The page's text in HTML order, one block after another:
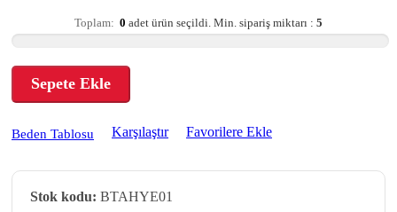
Toplam: 0 adet ürün seçildi. Min. sipariş miktarı : 5
Sepete Ekle
Beden Tablosu Karşılaştır Favorilere Ekle
Stok kodu: BTAHYE01